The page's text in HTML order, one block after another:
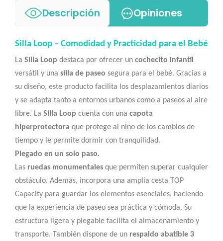
Descripción Opiniones
Silla Loop – Comodidad y Practicidad para el Bebé
La Silla Loop destaca por ofrecer un cochecito infantil
versátil y una silla de paseo segura para el bebé. Gracias a
su diseño, este producto facilita los desplazamientos diarios
y se adapta tanto a entornos urbanos como a paseos al aire
libre. La Silla Loop cuenta con una capota
hiperprotectora que protege al niño de los cambios de
tiempo y le permite dormir con tranquilidad.
Plegado en un solo paso.
Las ruedas monumentales que permiten superar cualquier
obstáculo. Además, incorpora una amplia cesta TOP
Capacity para guardar los elementos esenciales, haciendo
que la experiencia de paseo sea práctica y cómoda. Su
estructura ligera y plegable facilita el almacenamiento y
transporte. También dispone de un respaldo abatible 3